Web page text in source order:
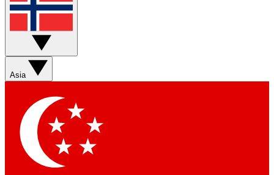
Asia